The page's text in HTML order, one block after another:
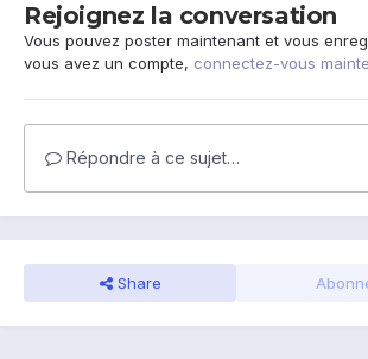
Rejoignez la conversation
Vous pouvez poster maintenant et vous
vous avez un compte, connectez-vous
Répondre à ce sujet…
Share